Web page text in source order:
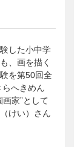
した小中学
、画を描く
を第50回全
へきめん
家”として
けい）さん